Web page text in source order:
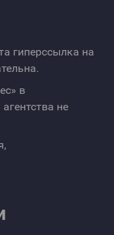
гиперссылка на
в
не